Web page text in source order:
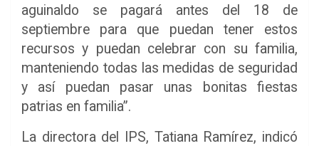
aguinaldo se pagará antes del 18 de
septiembre para que puedan tener estos
recursos y puedan celebrar con su familia,
manteniendo todas las medidas de seguridad
y así puedan pasar unas bonitas fiestas
patrias en familia”.
La directora del IPS, Tatiana Ramírez, indicó